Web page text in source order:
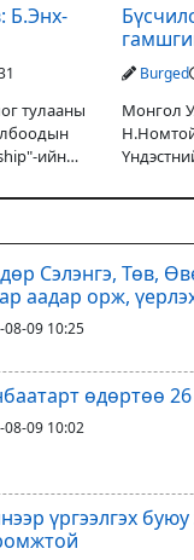
Б.Энх-
тулааны
ийн
болно. Энэ
аварга
НҮБ-Burged
Монгол
болон
Сэлэнгэ, Төв,
аадар орж,
08-09 10:25
өдөртөө
08-09 10:02
үргээлгэх буюу